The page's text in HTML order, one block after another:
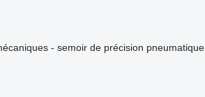
- semoir de précision pneumatique